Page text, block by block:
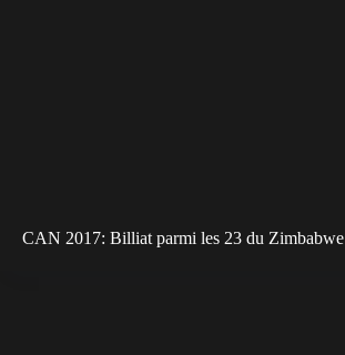
CAN 2017: Billiat parmi les 23 du Zimbabwe